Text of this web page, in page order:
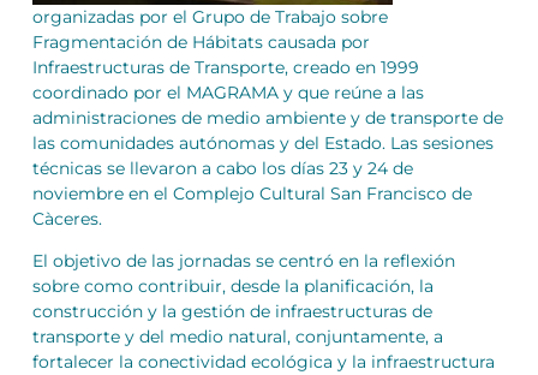
organizadas por el Grupo de Trabajo sobre
Fragmentación de Hábitats causada por
Infraestructuras de Transporte, creado en 1999
coordinado por el MAGRAMA y que reúne a las
administraciones de medio ambiente y de transporte de
las comunidades autónomas y del Estado. Las sesiones
técnicas se llevaron a cabo los días 23 y 24 de
noviembre en el Complejo Cultural San Francisco de
Càceres.
El objetivo de las jornadas se centró en la reflexión
sobre como contribuir, desde la planificación, la
construcción y la gestión de infraestructuras de
transporte y del medio natural, conjuntamente, a
fortalecer la conectividad ecológica y la infraestructura